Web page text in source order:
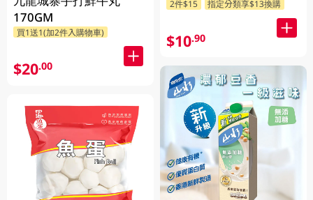
170GM
買1送1(加2件入購物車)
$20.00
2件$15 指定分類享$13換購
$10.90